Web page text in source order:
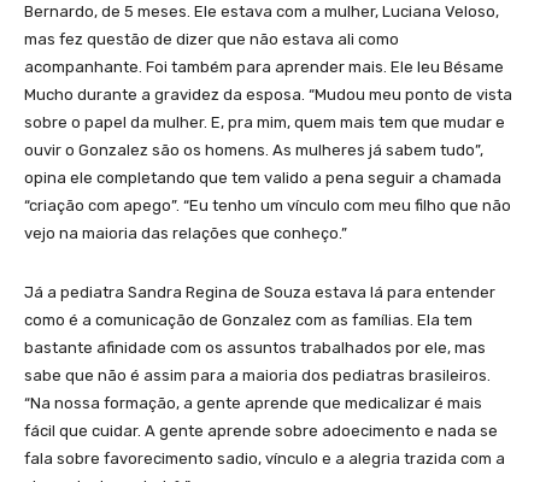
Bernardo, de 5 meses. Ele estava com a mulher, Luciana Veloso,
mas fez questão de dizer que não estava ali como
acompanhante. Foi também para aprender mais. Ele leu Bésame
Mucho durante a gravidez da esposa. “Mudou meu ponto de vista
sobre o papel da mulher. E, pra mim, quem mais tem que mudar e
ouvir o Gonzalez são os homens. As mulheres já sabem tudo”,
opina ele completando que tem valido a pena seguir a chamada
“criação com apego”. “Eu tenho um vínculo com meu filho que não
vejo na maioria das relações que conheço.”
Já a pediatra Sandra Regina de Souza estava lá para entender
como é a comunicação de Gonzalez com as famílias. Ela tem
bastante afinidade com os assuntos trabalhados por ele, mas
sabe que não é assim para a maioria dos pediatras brasileiros.
“Na nossa formação, a gente aprende que medicalizar é mais
fácil que cuidar. A gente aprende sobre adoecimento e nada se
fala sobre favorecimento sadio, vínculo e a alegria trazida com a